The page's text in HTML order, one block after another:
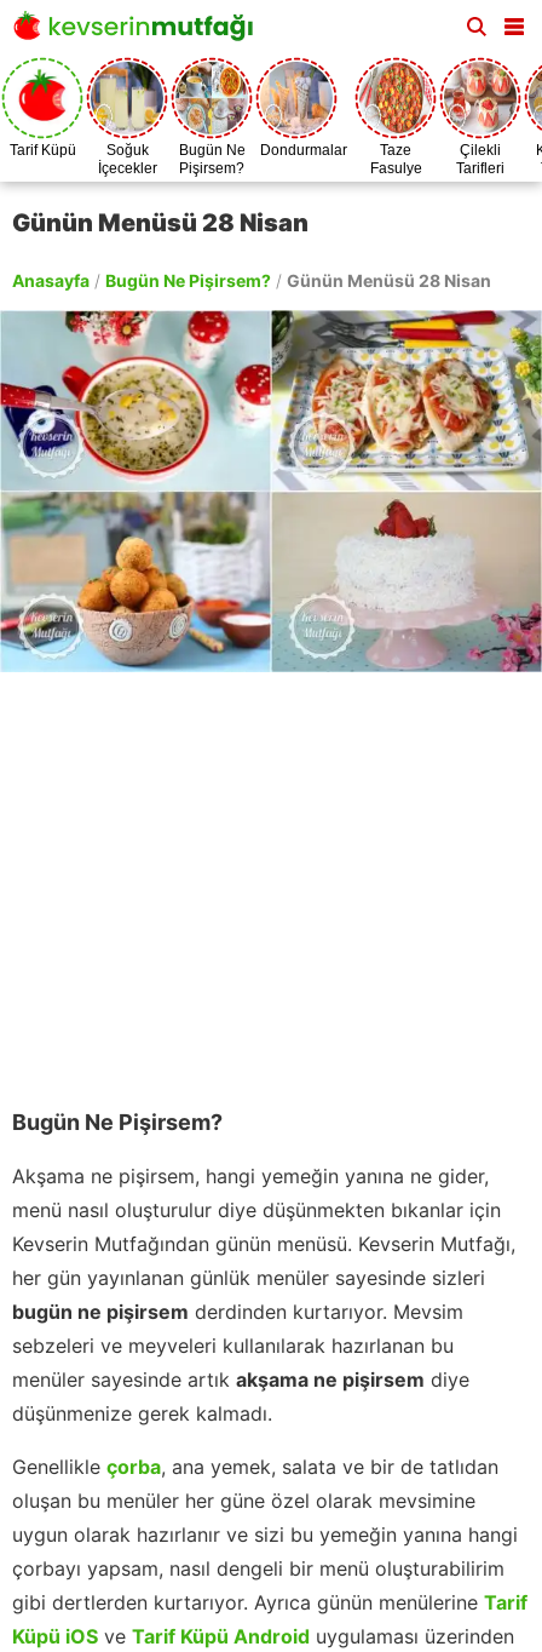
Tarif Küpü
Soğuk
İçecekler
Bugün Ne
Pişirsem?
Dondurmalar
Taze
Fasulye
Zamanı
Çilekli
Tarifleri
Günün Menüsü 28 Nisan
Anasayfa / Bugün Ne Pişirsem? / Günün Menüsü 28 Nisan
Bugün Ne Pişirsem?
Akşama ne pişirsem, hangi yemeğin yanına ne gider,
menü nasıl oluşturulur diye düşünmekten bıkanlar için
Kevserin Mutfağından günün menüsü. Kevserin Mutfağı,
her gün yayınlanan günlük menüler sayesinde sizleri
bugün ne pişirsem derdinden kurtarıyor. Mevsim
sebzeleri ve meyveleri kullanılarak hazırlanan bu
menüler sayesinde artık akşama ne pişirsem diye
düşünmenize gerek kalmadı.
Genellikle çorba, ana yemek, salata ve bir de tatlıdan
oluşan bu menüler her güne özel olarak mevsimine
uygun olarak hazırlanır ve sizi bu yemeğin yanına hangi
çorbayı yapsam, nasıl dengeli bir menü oluşturabilirim
gibi dertlerden kurtarıyor. Ayrıca günün menülerine Tarif
Küpü iOS ve Tarif Küpü Android uygulaması üzerinden